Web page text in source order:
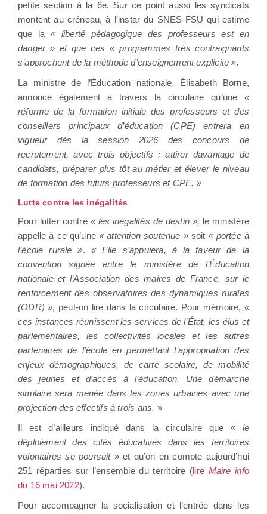
petite section à la 6e. Sur ce point aussi les syndicats
montent au créneau, à l’instar du SNES-FSU qui estime
que la« liberté pédagogique des professeurs est en
danger » et que ces « programmes très contraignants
s’approchent de la méthode d’enseignement explicite ».
La ministre de l’Éducation nationale, Élisabeth Borne,
annonce également à travers la circulaire qu’une «
réforme de la formation initiale des professeurs et des
conseillers principaux d’éducation (CPE) entrera en
vigueur dès la session 2026 des concours de
recrutement, avec trois objectifs : attirer davantage de
candidats, préparer plus tôt au métier et élever le niveau
de formation des futurs professeurs et CPE. »
Lutte contre les inégalités
Pour lutter contre « les inégalités de destin », le ministère
appelle à ce qu’une« attention soutenue »soit « portée à
l’école rurale ». « Elle s’appuiera, à la faveur de la
convention signée entre le ministère de l’Éducation
nationale et l’Association des maires de France, sur le
renforcement des observatoires des dynamiques rurales
(ODR) », peut-on lire dans la circulaire. Pour mémoire, «
ces instances réunissent les services de l’État, les élus et
parlementaires, les collectivités locales et les autres
partenaires de l’école en permettant l’appropriation des
enjeux démographiques, de carte scolaire, de mobilité
des jeunes et d’accès à l’éducation. Une démarche
similaire sera menée dans les zones urbaines avec une
projection des effectifs à trois ans. »
Il est d’ailleurs indiqué dans la circulaire que « le
déploiement des cités éducatives dans les territoires
volontaires se poursuit » et qu’on en compte aujourd’hui
251 réparties sur l’ensemble du territoire (lire Maire info
du 16 mai 2022).
Pour accompagner la socialisation et l’entrée dans les